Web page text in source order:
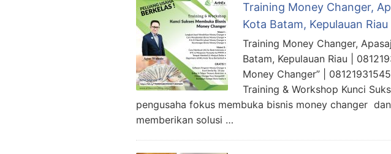
Training Money Changer,
Kota Batam, Kepulauan
Training Money Changer,
Batam, Kepulauan Riau |
Money Changer” |
Training & Workshop Kunci
pengusaha fokus membuka bisnis money changer
memberikan solusi …